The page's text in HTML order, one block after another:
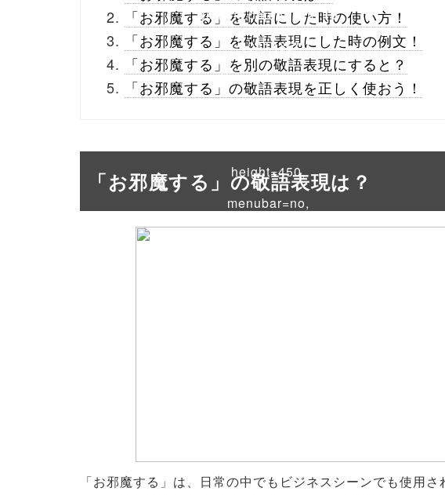
buttons.php on line10
/1041435"
onclick="window.open
height=450,
menubar=no,
「お邪魔する」を敬語にした時の使い方！
「お邪魔する」を敬語表現にした時の例文！
「お邪魔する」を別の敬語表現にすると？
「お邪魔する」の敬語表現を正しく使おう！
「お邪魔する」の敬語表現は？
「お邪魔する」は、日常の中でもビジネスシーンでも使用